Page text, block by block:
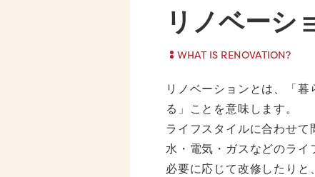
リノベーシ
WHAT IS RENOVATION?
リノベーションとは、「暮
る」ことを意味します。
ライフスタイルに合わせて
水・電気・ガスなどのラ
必要に応じて改修したり